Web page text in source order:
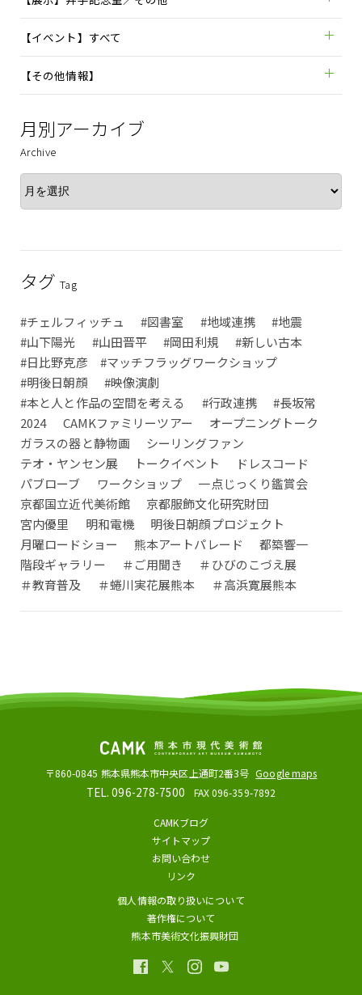
【イベント】すべて
【その他情報】
月別アーカイブ
Archive
タグTag
#チェルフィッチュ #図書室 #地域連携
#地震
#山下陽光
#山田晋平 #岡田利規
#新しい古本
#日比野克彦 #マッチフラッグワークショップ
#明後日朝顔
#映像演劇
#本と人と作品の空間を考える
#行政連携
#長坂常
2024
CAMKファミリーツアー
オープニングトーク
ガラスの器と静物画
シーリングファン
テオ・ヤンセン展
トークイベント
ドレスコード
パブローブ
ワークショップ
一点じっくり鑑賞会
京都国立近代美術館
京都服飾文化研究財団
宮内優里
明和電機
明後日朝顔プロジェクト
月曜ロードショー
熊本アートパレード
都築響一
階段ギャラリー
＃ご用聞き
＃ひびのこづえ展
＃教育普及
＃蜷川実花展熊本 ＃高浜寛展熊本
〒860-0845 熊本県熊本市中央区上通町2番3号 Google maps
TEL. 096-278-7500 FAX 096-359-7892
CAMKブログ
サイトマップ
お問い合わせ
リンク
個人情報の取り扱いについて
著作権について
熊本市美術文化振興財団